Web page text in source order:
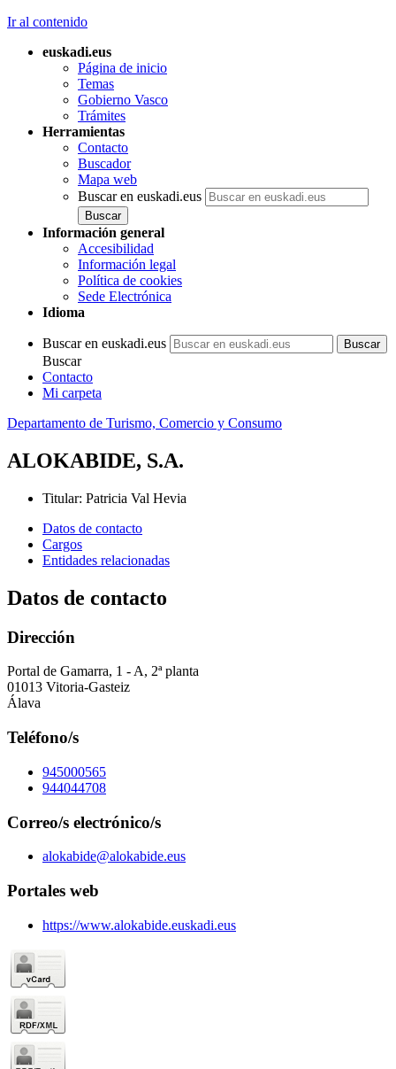
Ir al contenido
euskadi.eus
Página de inicio
Temas
Gobierno Vasco
Trámites
Herramientas
Contacto
Buscador
Mapa web
Buscar en euskadi.eus
Información general
Accesibilidad
Información legal
Política de cookies
Sede Electrónica
Idioma
Buscar en euskadi.eus
Buscar
Contacto
Mi carpeta
Departamento de Turismo, Comercio y Consumo
ALOKABIDE, S.A.
Titular: Patricia Val Hevia
Datos de contacto
Cargos
Entidades relacionadas
Datos de contacto
Dirección
Portal de Gamarra, 1 - A, 2ª planta
01013 Vitoria-Gasteiz
Álava
Teléfono/s
945000565
944044708
Correo/s electrónico/s
alokabide@alokabide.eus
Portales web
https://www.alokabide.euskadi.eus